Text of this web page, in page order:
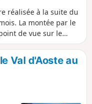
réalisée à la suite du
La montée par le
de vue sur le
un panorama
et le Monte Emilius.
Val d'Aoste au